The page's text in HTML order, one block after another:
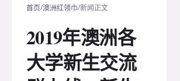
首页/澳洲红领巾/新闻正文
2019年澳洲各
大学新生交流